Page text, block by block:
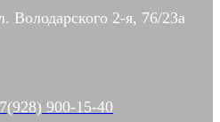
Володарского 2-я, 76/23а
900-15-40